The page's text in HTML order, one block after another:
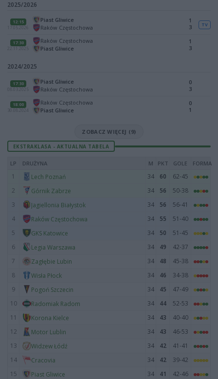
2025/2026
12:15
17.05.2026
Piast Gliwice
Raków Częstochowa
1
3
TV
17:30
22.11.2025
Raków Częstochowa
Piast Gliwice
1
3
2024/2025
17:30
08.03.2025
Piast Gliwice
Raków Częstochowa
0
3
18:00
30.08.2024
Raków Częstochowa
Piast Gliwice
0
1
ZOBACZ WIĘCEJ (9)
EKSTRAKLASA - AKTUALNA TABELA
LP DRUŻYNA M PKT GOLE FORMA
1 Lech Poznań 34 60
62-45
2
Górnik Zabrze 34 56
50-38
3
Jagiellonia Białystok 34 56
56-41
4
Raków Częstochowa 34 55
51-40
5
GKS Katowice 34 50
51-45
6
Legia Warszawa 34 49
42-37
7
Zagłębie Lubin 34 48
45-38
8
Wisła Płock 34 46
34-38
9
Pogoń Szczecin 34 45
47-49
10
Radomiak Radom 34 44
52-53
11
Korona Kielce 34 43
40-40
12
Motor Lublin 34 43
46-53
13
Widzew Łódź 34 42
41-41
14
Cracovia 34 42
39-42
15
Piast Gliwice 34 41
42-46